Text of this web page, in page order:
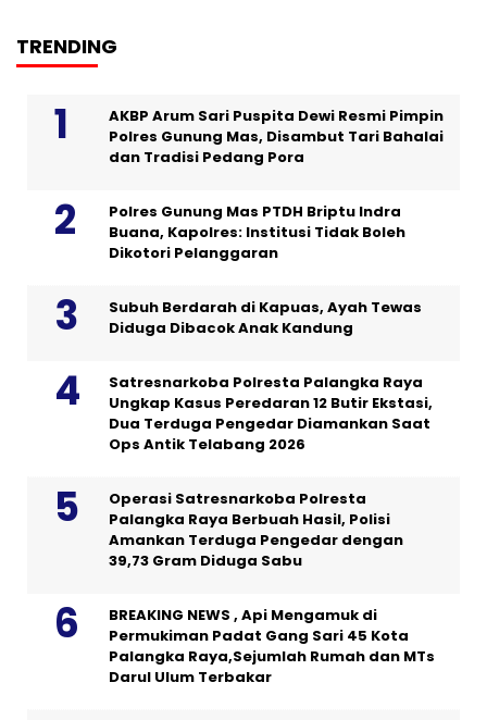
TRENDING
AKBP Arum Sari Puspita Dewi Resmi Pimpin
Polres Gunung Mas, Disambut Tari Bahalai
dan Tradisi Pedang Pora
Polres Gunung Mas PTDH Briptu Indra
Buana, Kapolres: Institusi Tidak Boleh
Dikotori Pelanggaran
Subuh Berdarah di Kapuas, Ayah Tewas
Diduga Dibacok Anak Kandung
Satresnarkoba Polresta Palangka Raya
Ungkap Kasus Peredaran 12 Butir Ekstasi,
Dua Terduga Pengedar Diamankan Saat
Ops Antik Telabang 2026
Operasi Satresnarkoba Polresta
Palangka Raya Berbuah Hasil, Polisi
Amankan Terduga Pengedar dengan
39,73 Gram Diduga Sabu
BREAKING NEWS , Api Mengamuk di
Permukiman Padat Gang Sari 45 Kota
Palangka Raya,Sejumlah Rumah dan MTs
Darul Ulum Terbakar